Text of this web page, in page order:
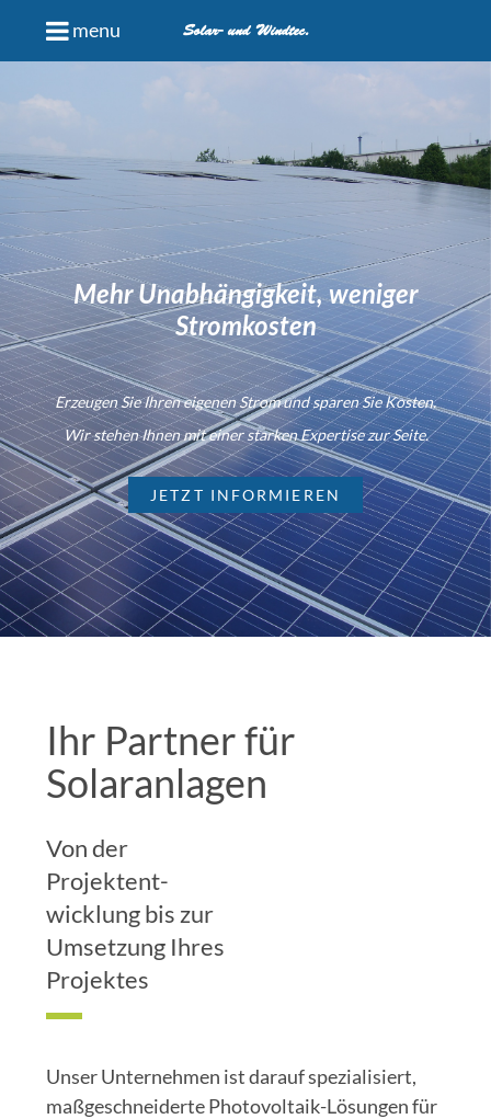
Solar- und Windtec.
menu
Mehr Unabhängigkeit, weniger
Stromkosten
Erzeugen Sie Ihren eigenen Strom und sparen Sie Kosten.
Wir stehen Ihnen mit einer starken Expertise zur Seite.
JETZT INFORMIEREN
Ihr Partner für
Solaranlagen
Von der
Projektent­
wicklung bis zur
Umsetzung Ihres
Projektes
Unser Unternehmen ist darauf spezialisiert,
maßgeschneiderte Photovoltaik-Lösungen für